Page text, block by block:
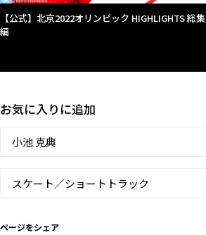
【公式】北京2022オリンピック HIGHLIGHTS 総集
編
お気に入りに追加
小池 克典
スケート／ショートトラック
ページをシェア